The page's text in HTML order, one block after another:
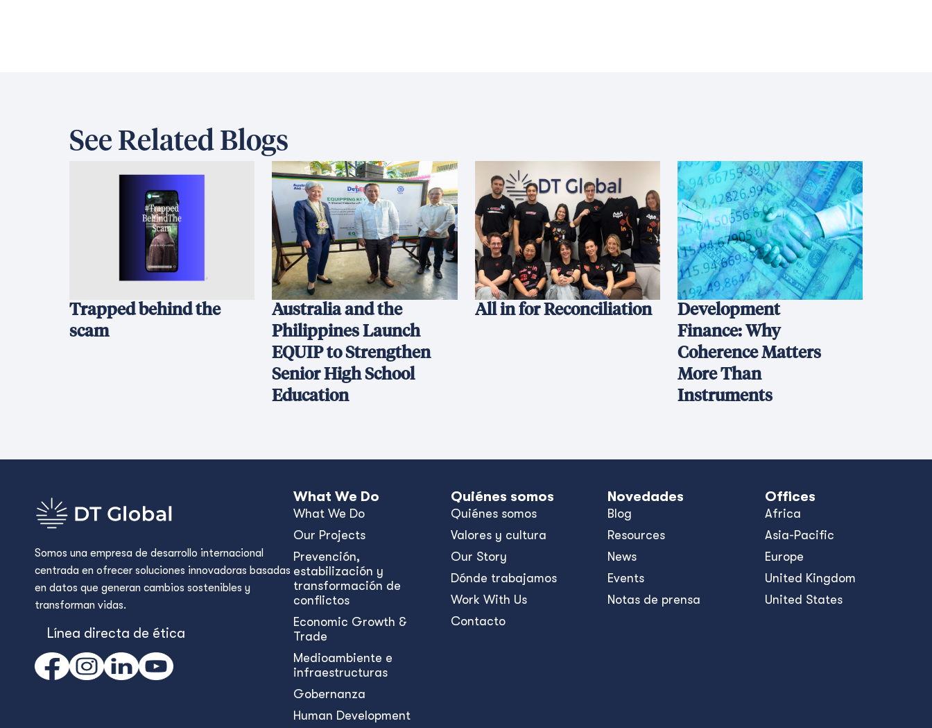
See Related Blogs
Trapped behind the
scam
Australia and the
Philippines Launch
EQUIP to Strengthen
Senior High School
Education
All in for Reconciliation
Development
Finance: Why
Coherence Matters
More Than
Instruments
Somos una empresa de desarrollo internacional
centrada en ofrecer soluciones innovadoras basadas
en datos que generan cambios sostenibles y
transforman vidas.
Línea directa de ética
What We Do
What We Do
Our Projects
Prevención,
estabilización y
transformación de
conflictos
Economic Growth &
Trade
Medioambiente e
infraestructuras
Gobernanza
Human Development
Quiénes somos
Quiénes somos
Valores y cultura
Our Story
Dónde trabajamos
Work With Us
Contacto
Novedades
Blog
Resources
News
Events
Notas de prensa
Offices
Africa
Asia-Pacific
Europe
United Kingdom
United States